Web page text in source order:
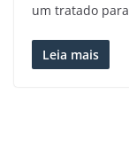
um tratado para
Leia mais